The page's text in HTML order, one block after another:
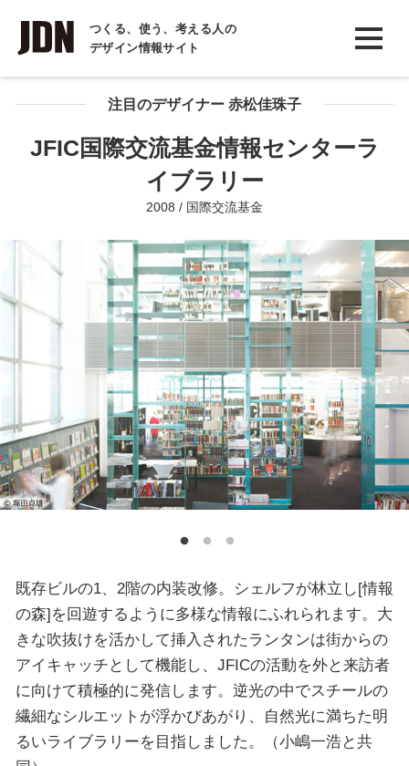
つくる、使う、考える人の
デザイン情報サイト
INTERVIEW
インタビュー
REPORT注目のデザイナー 赤松佳珠子
JFIC国際交流基金情報センターラ
イブラリー
2008 / 国際交流基金
既存ビルの1、2階の内装改修。シェルフが林立し[情報
の森]を回遊するように多様な情報にふれられます。大
きな吹抜けを活かして挿入されたランタンは街からの
アイキャッチとして機能し、JFICの活動を外と来訪者
に向けて積極的に発信します。逆光の中でスチールの
繊細なシルエットが浮かびあがり、自然光に満ちた明
るいライブラリーを目指しました。（小嶋一浩と共